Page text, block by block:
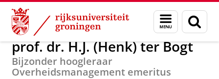
Skip
Content
Skip
Navigation
Menu
en
zoeken
Over ons prof. dr. H.J. (Henk) ter Bogt
prof. dr. H.J. (Henk) ter Bogt
Bijzonder hoogleraar
Overheidsmanagement emeritus